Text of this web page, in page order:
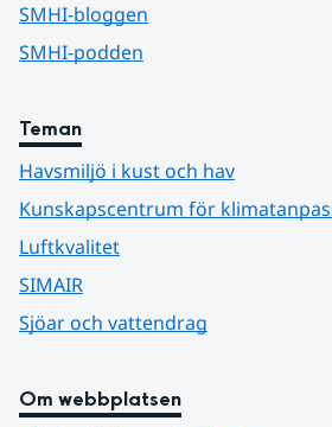
SMHI-bloggen
SMHI-podden
Teman
Havsmiljö i kust och hav
Kunskapscentrum för
Luftkvalitet
SIMAIR
Sjöar och vattendrag
Om webbplatsen